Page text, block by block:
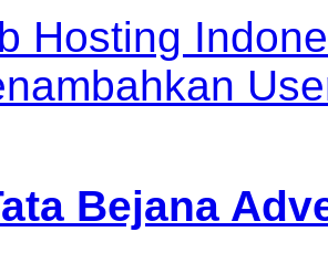
Hosting
Bejana